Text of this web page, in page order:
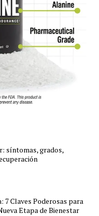
síntomas, grados,
7 Claves Poderosas para
Etapa de Bienestar